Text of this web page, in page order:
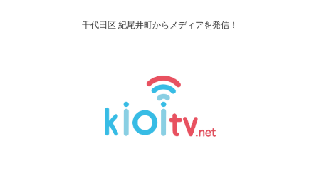
千代田区 紀尾井町からメディアを発信！